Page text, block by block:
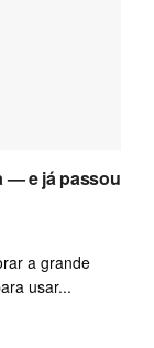
— e já passou
a grande
usar...